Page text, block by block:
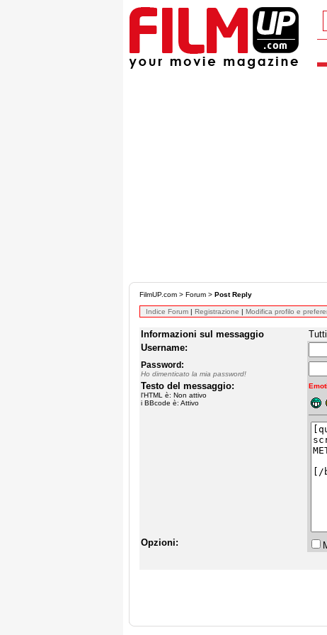
FilmUP.com > Forum > Post Reply
Indice Forum | Registrazione | Modifica profilo e
Informazioni sul messaggio
Username:
Password:
Ho dimenticato la mia password!
Testo del messaggio:
l'HTML è: Non attivo
i BBcode è: Attivo
Opzioni: